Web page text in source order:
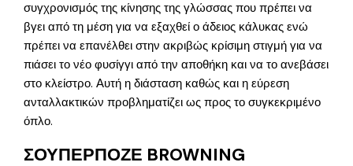
συγχρονισμός της κίνησης της γλώσσας που πρέπει να
βγει από τη μέση για να εξαχθεί ο άδειος κάλυκας ενώ
πρέπει να επανέλθει στην ακριβώς κρίσιμη στιγμή για να
πιάσει το νέο φυσίγγι από την αποθήκη και να το ανεβάσει
στο κλείστρο. Αυτή η διάσταση καθώς και η εύρεση
ανταλλακτικών προβληματίζει ως προς το συγκεκριμένο
όπλο.
ΣΟΥΠΕΡΠΟΖΕ BROWNING